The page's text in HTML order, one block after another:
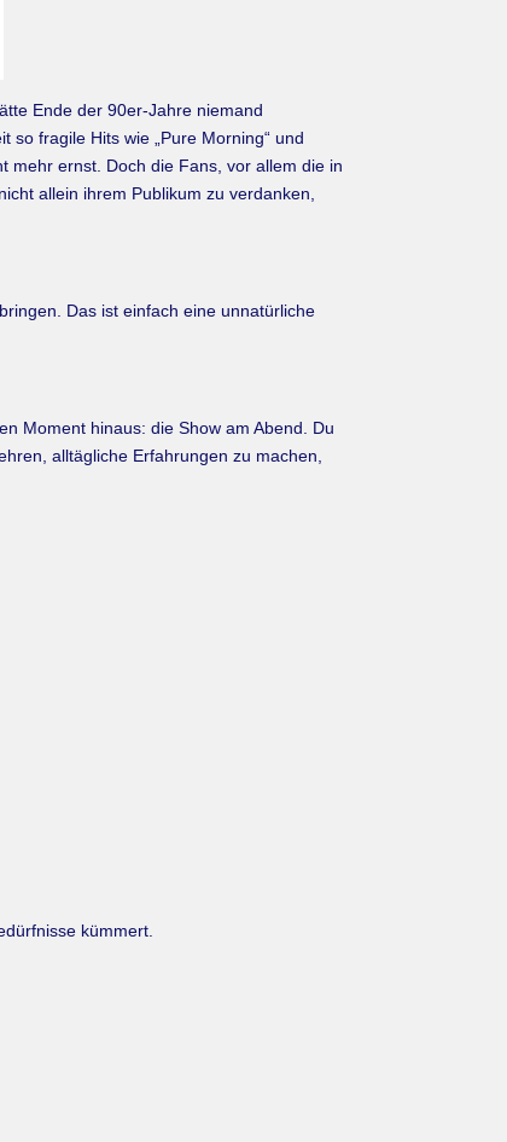
Ende der 90er-Jahre niemand
fragile Hits wie „Pure Morning“ und
mehr ernst. Doch die Fans, vor allem die in
allein ihrem Publikum zu verdanken,
Das ist einfach eine unnatürliche
Moment hinaus: die Show am Abend. Du
alltägliche Erfahrungen zu machen,
kümmert.